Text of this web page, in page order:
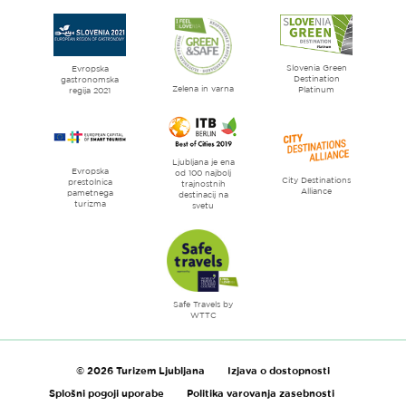
strani
Ljubljana
mesto
literature
Evropska
gastronomska
regija 2021
Zelena in varna
Slovenia Green
Destination
Platinum
Evropska
prestolnica
pametnega
turizma
Ljubljana je ena
od 100 najbolj
trajnostnih
destinacij na
svetu
City Destinations
Alliance
Safe Travels by
WTTC
© 2026 Turizem Ljubljana
Izjava o dostopnosti
Splošni pogoji uporabe
Politika varovanja zasebnosti